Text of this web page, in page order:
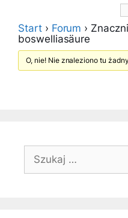
Start › Forum ›
boswelliasäure
O, nie! Nie znaleziono tu
Szukaj: